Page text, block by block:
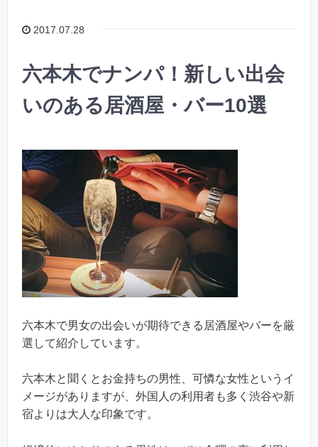
2017.07.28
六本木でナンパ！新しい出会
いのある居酒屋・バー10選
六本木で男女の出会いが期待できる居酒屋やバーを厳
選して紹介しています。
六本木と聞くとお金持ちの男性、可憐な女性というイ
メージがありますが、外国人の利用者も多く渋谷や新
宿よりは大人な印象です。